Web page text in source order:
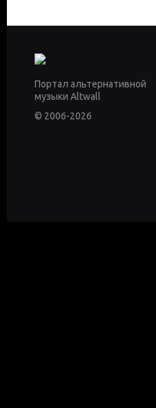
Портал альтернативной
музыки Altwall
© 2006-2026